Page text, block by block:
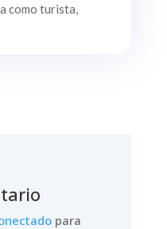
como turista,
para